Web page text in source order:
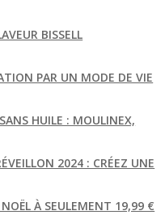
BISSELL
PAR UN MODE DE VIE
HUILE : MOULINEX,
2024 : CRÉEZ UNE
À SEULEMENT 19,99 €